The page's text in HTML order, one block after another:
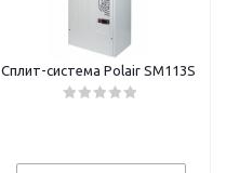
Сплит-система Polair SM113S